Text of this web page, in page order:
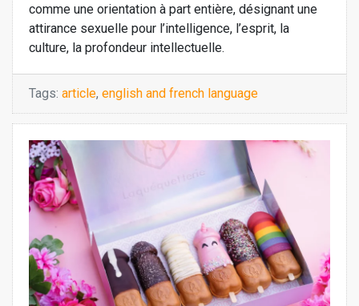
comme une orientation à part entière, désignant une
attirance sexuelle pour l’intelligence, l’esprit, la
culture, la profondeur intellectuelle.
Tags: article, english and french language